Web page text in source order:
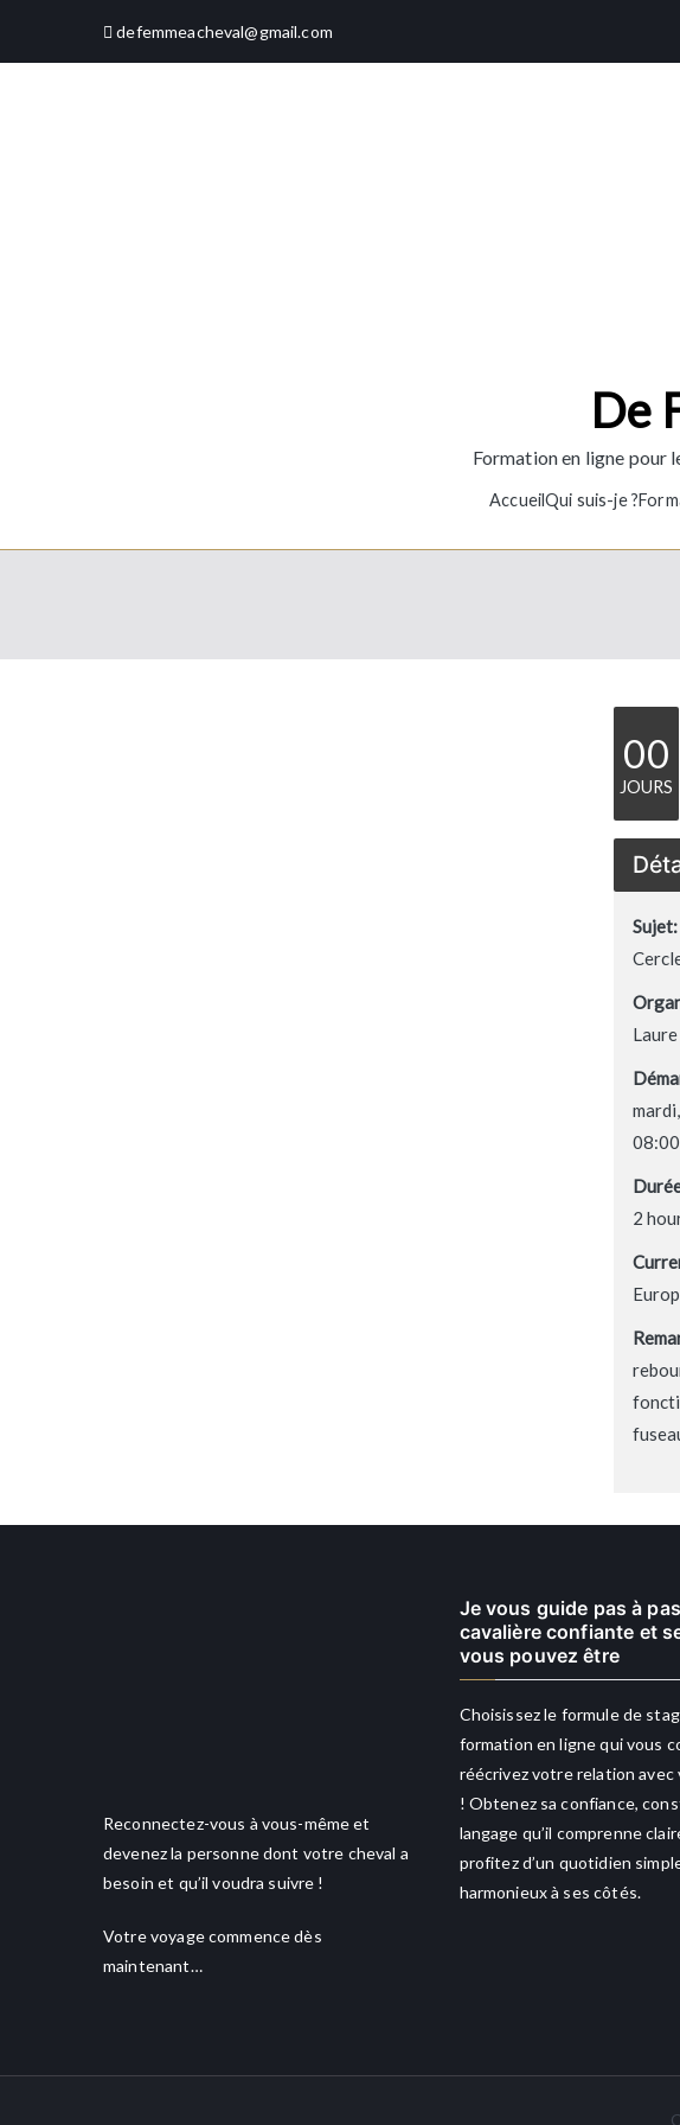
defemmeacheval@gmail.com
De
Formation en ligne pour
AccueilQui suis-je ?
00
JOURS
Sujet:
Laure
2
Reconnectez-vous à vous-même et
devenez la personne dont votre cheval a
besoin et qu’il voudra suivre !
Votre voyage commence dès
maintenant…
Je vous guide pas à
cavalière confiante et
vous pouvez être
Choisissez le formule de
formation en ligne qui vous
réécrivez votre relation avec
! Obtenez sa confiance,
langage qu’il comprenne
profitez d’un quotidien
harmonieux à ses côtés.